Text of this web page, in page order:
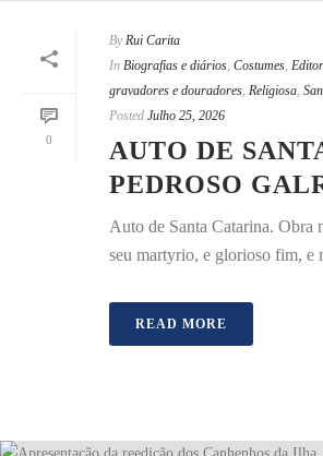
0
By Rui Carita
In Biografias e diários, Costumes,
gravadores e douradores, Religiosa,
Posted Julho 25, 2026
AUTO DE
PEDROSO
Auto de Santa Catarina. Obra
seu martyrio, e glorioso fim, e
READ MORE